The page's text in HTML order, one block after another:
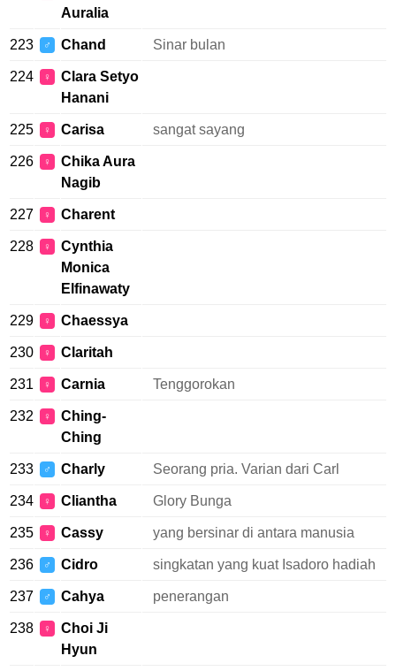
Auralia
223 ♂ Chand Sinar bulan
224 ♀
Clara Setyo
Hanani
225 ♀ Carisa sangat sayang
226 ♀
Chika Aura
Nagib
227 ♀ Charent
228 ♀
Cynthia
Monica
Elfinawaty
229 ♀ Chaessya
230 ♀ Claritah
231 ♀ Carnia Tenggorokan
232 ♀
Ching-
Ching
233 ♂ Charly Seorang pria. Varian dari Carl
234 ♀ Cliantha Glory Bunga
235 ♀ Cassy yang bersinar di antara manusia
236 ♂ Cidro singkatan yang kuat Isadoro hadiah
237 ♂ Cahya penerangan
238 ♀
Choi Ji
Hyun